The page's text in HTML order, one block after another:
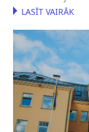
LASĪT VAIRĀK